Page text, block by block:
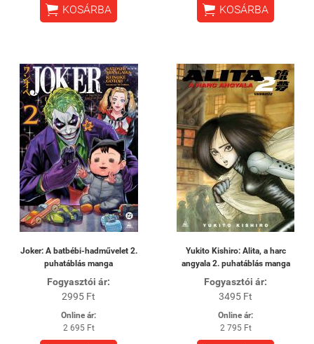
 KOSÁRBA  KOSÁRBA
Joker: A batbébi-hadművelet 2.
puhatáblás manga
Fogyasztói ár:
2995 Ft
Online ár:
2 695 Ft
Yukito Kishiro: Alita, a harc
angyala 2. puhatáblás manga
Fogyasztói ár:
3495 Ft
Online ár:
2 795 Ft